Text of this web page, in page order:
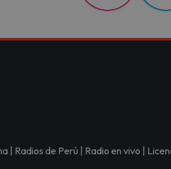
| Radios de Perú | Radio en vivo |